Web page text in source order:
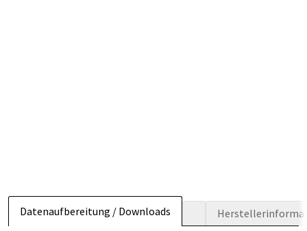
Datenaufbereitung / Downloads